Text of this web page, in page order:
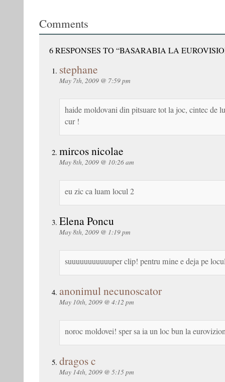
Comments
6 RESPONSES TO “BASARABIA LA
stephane
May 7th, 2009 @ 7:59 pm
haide moldovani din pitsuare tot la joc, cintec de
cur !
mircos nicolae
May 8th, 2009 @ 10:26 am
eu zic ca luam locul 2
Elena Poncu
May 8th, 2009 @ 1:19 pm
suuuuuuuuuuuper clip! pentru mine e deja pe
anonimul necunoscator
May 10th, 2009 @ 4:12 pm
noroc moldovei! sper sa ia un loc bun la
dragos c
May 14th, 2009 @ 5:15 pm